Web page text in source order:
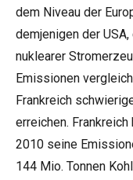
dem Niveau der
demjenigen der
nuklearer
Emissionen
Frankreich
erreichen.
2010 seine
144 Mio. Tonnen